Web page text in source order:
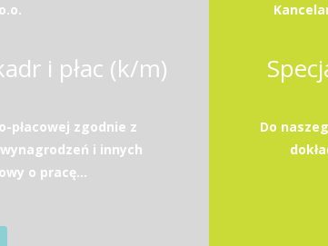
i płac (k/m)
płacowej zgodnie z
i innych
o pracę...
Do